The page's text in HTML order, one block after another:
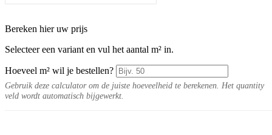
Bereken hier uw prijs
Selecteer een variant en vul het aantal m² in.
Hoeveel m² wil je bestellen?
Gebruik deze calculator om de juiste hoeveelheid te berekenen. Het quantity
veld wordt automatisch bijgewerkt.